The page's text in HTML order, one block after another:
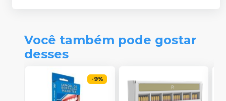
Você também pode gostar
desses
-9%